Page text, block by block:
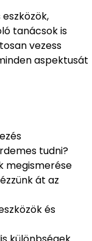
tanácsok is
vezess
aspektusát
tudni?
megismerése
át az
és